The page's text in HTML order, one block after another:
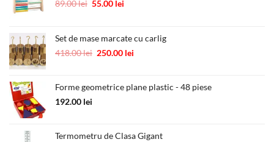
89.00lei Prețul
fost:
89.00 lei.
55.00 lei
55.00 lei.
Set de mase marcate cu carlig
418.00lei Prețul
fost:
250.00 lei
250.00 lei.
Forme geometrice plane plastic - 48 piese
192.00 lei
Termometru de Clasa Gigant